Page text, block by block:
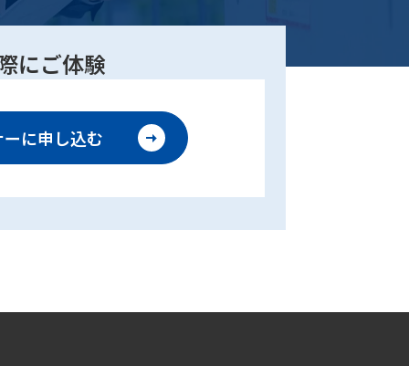
にご体験
に申し込む